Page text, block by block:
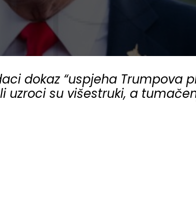
dokaz “uspjeha Trumpova
su višestruki, a